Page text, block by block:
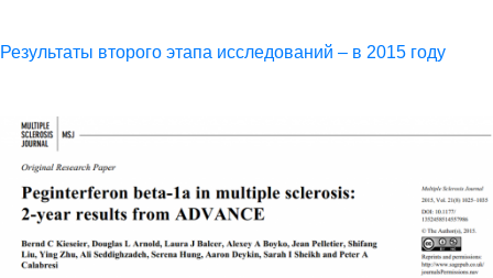
Результаты второго этапа исследований – в 2015 году